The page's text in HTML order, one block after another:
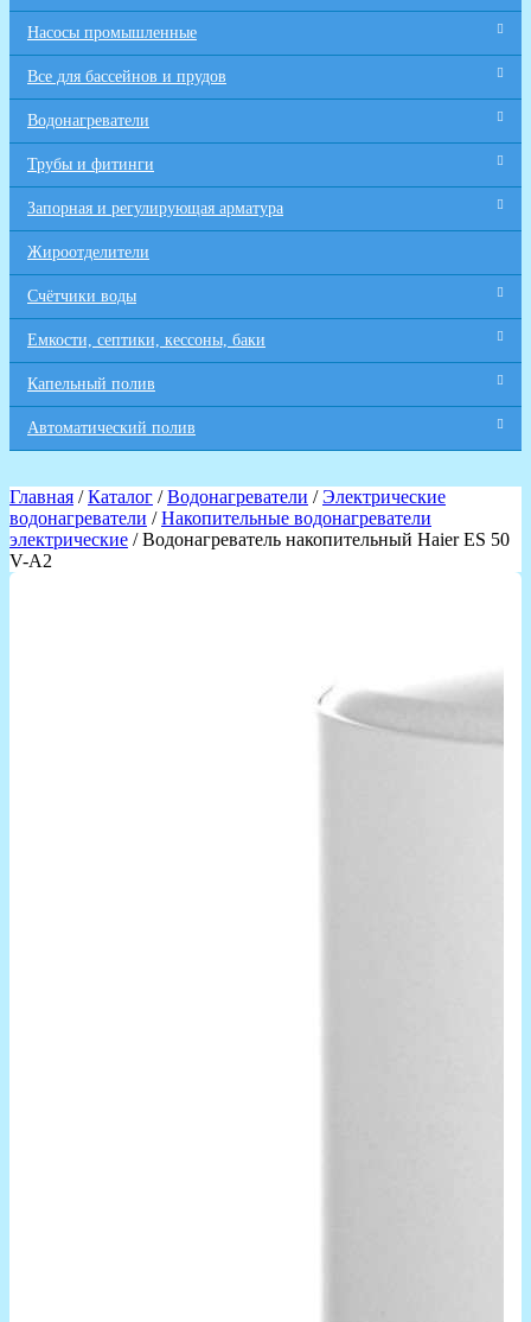
Насосы промышленные
Все для бaссейнов и прудов
Водонагреватели
Трубы и фитинги
Запорная и регулирующая арматура
Жироотделители
Счётчики воды
Емкости, септики, кессоны, баки
Капельный полив
Автоматический полив
Главная /Каталог /Водонагреватели /Электрические
водонагреватели /Накопительные водонагреватели
электрические / Водонагреватель накопительный Haier ES 50
V-A2